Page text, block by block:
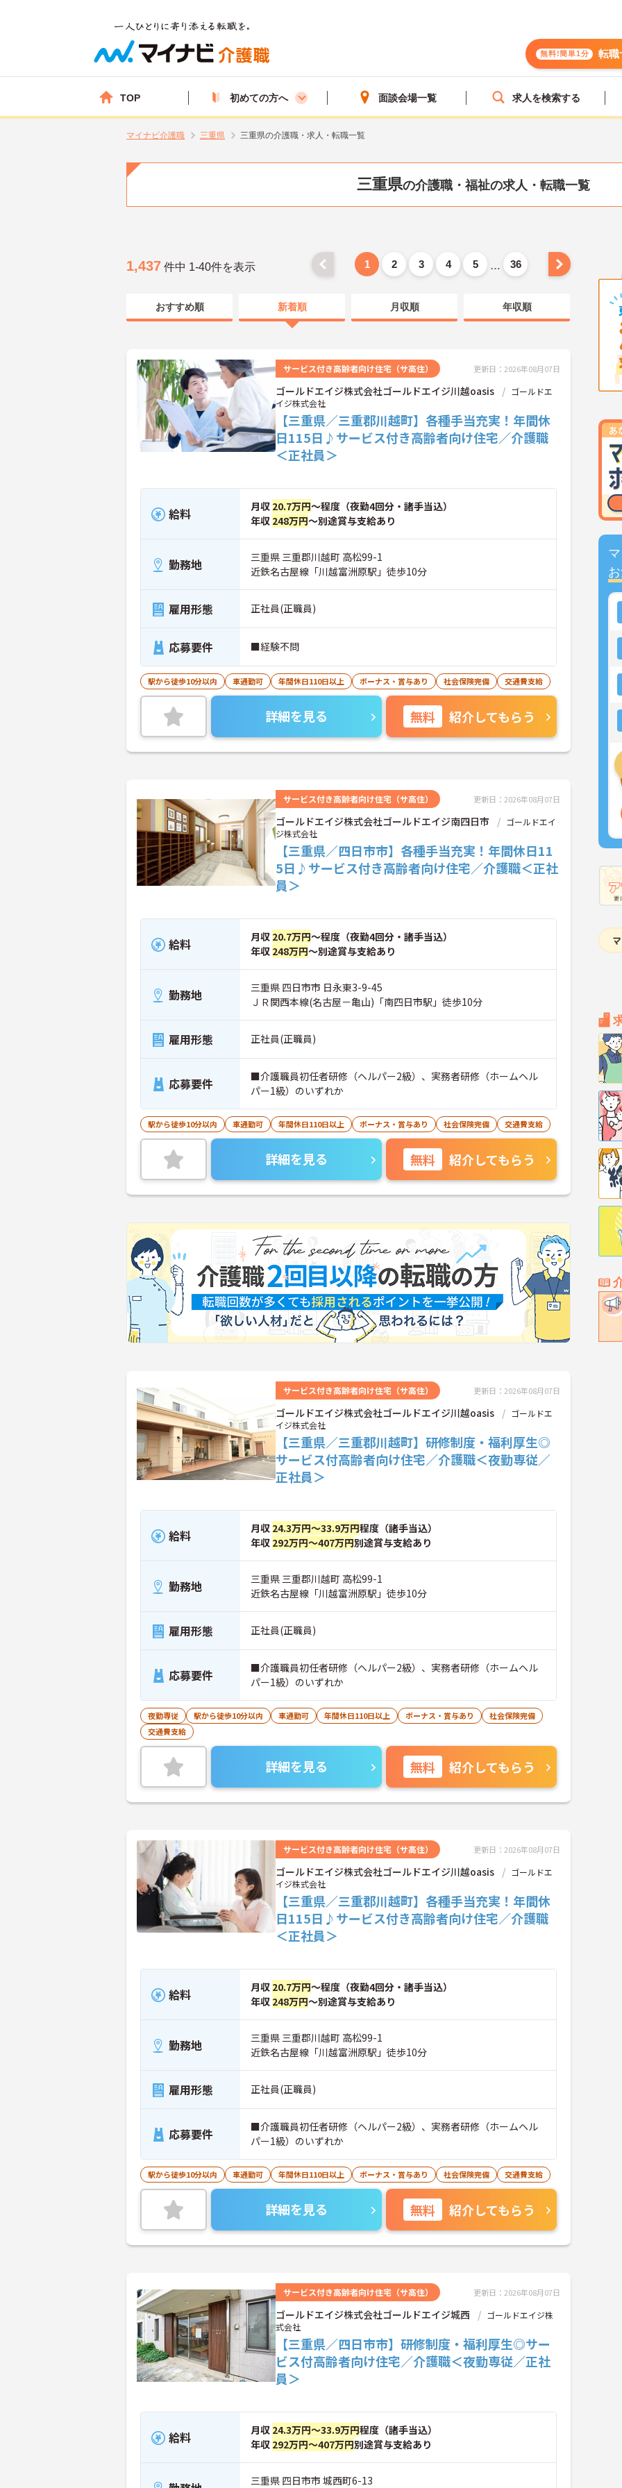
無料!簡単1分 転職
TOP 初めての方へ 面談会場一覧 求人を検索する
マイナビ介護職 三重県 三重県の介護職・求人・転職一覧
三重県の介護職・福祉の求人・転職一覧
1,437 件中 1-40件を表示 1 2 3 4 5 … 36
おすすめ順 新着順 月収順 年収順
サービス付き高齢者向け住宅（サ高住） 更新日：2026年08月07日
ゴールドエイジ株式会社ゴールドエイジ川越oasis
ゴールドエ
イジ株式会社
【三重県／三重郡川越町】各種手当充実！年間休
日115日♪サービス付き高齢者向け住宅／介護職
＜正社員＞
給料 月収 20.7万円～程度（夜勤4回分・諸手当込）
年収 248万円～別途賞与支給あり
勤務地
三重県 三重郡川越町 高松99-1
近鉄名古屋線「川越富洲原駅」徒歩10分
雇用形態 正社員(正職員)
応募要件 ■経験不問
駅から徒歩10分以内 車通勤可 年間休日110日以上 ボーナス・賞与あり 社会保険完備 交通費支給
詳細を見る 無料 紹介してもらう
サービス付き高齢者向け住宅（サ高住） 更新日：2026年08月07日
ゴールドエイジ株式会社ゴールドエイジ南四日市
ゴールドエイ
ジ株式会社
【三重県／四日市市】各種手当充実！年間休日11
5日♪サービス付き高齢者向け住宅／介護職＜正社
員＞
給料 月収 20.7万円～程度（夜勤4回分・諸手当込）
年収 248万円～別途賞与支給あり
勤務地
三重県 四日市市 日永東3-9-45
ＪＲ関西本線(名古屋－亀山)「南四日市駅」徒歩10分
雇用形態 正社員(正職員)
応募要件
■介護職員初任者研修（ヘルパー2級）、実務者研修（ホームヘル
パー1級）のいずれか
駅から徒歩10分以内 車通勤可 年間休日110日以上 ボーナス・賞与あり 社会保険完備 交通費支給
詳細を見る 無料 紹介してもらう
サービス付き高齢者向け住宅（サ高住） 更新日：2026年08月07日
ゴールドエイジ株式会社ゴールドエイジ川越oasis
ゴールドエ
イジ株式会社
【三重県／三重郡川越町】研修制度・福利厚生◎
サービス付高齢者向け住宅／介護職＜夜勤専従／
正社員＞
給料 月収 24.3万円～33.9万円程度（諸手当込）
年収 292万円～407万円別途賞与支給あり
勤務地
三重県 三重郡川越町 高松99-1
近鉄名古屋線「川越富洲原駅」徒歩10分
雇用形態 正社員(正職員)
応募要件
■介護職員初任者研修（ヘルパー2級）、実務者研修（ホームヘル
パー1級）のいずれか
夜勤専従 駅から徒歩10分以内 車通勤可 年間休日110日以上 ボーナス・賞与あり
社会保険完備
交通費支給
詳細を見る 無料 紹介してもらう
サービス付き高齢者向け住宅（サ高住） 更新日：2026年08月07日
ゴールドエイジ株式会社ゴールドエイジ川越oasis
ゴールドエ
イジ株式会社
【三重県／三重郡川越町】各種手当充実！年間休
日115日♪サービス付き高齢者向け住宅／介護職
＜正社員＞
給料 月収 20.7万円～程度（夜勤4回分・諸手当込）
年収 248万円～別途賞与支給あり
勤務地
三重県 三重郡川越町 高松99-1
近鉄名古屋線「川越富洲原駅」徒歩10分
雇用形態 正社員(正職員)
応募要件
■介護職員初任者研修（ヘルパー2級）、実務者研修（ホームヘル
パー1級）のいずれか
駅から徒歩10分以内 車通勤可 年間休日110日以上 ボーナス・賞与あり 社会保険完備 交通費支給
詳細を見る 無料 紹介してもらう
サービス付き高齢者向け住宅（サ高住） 更新日：2026年08月07日
ゴールドエイジ株式会社ゴールドエイジ城西
ゴールドエイジ株
式会社
【三重県／四日市市】研修制度・福利厚生◎サー
ビス付高齢者向け住宅／介護職＜夜勤専従／正社
員＞
給料 月収 24.3万円～33.9万円程度（諸手当込）
年収 292万円～407万円別途賞与支給あり
三重県 四日市市 城西町6-13